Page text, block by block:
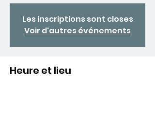
Les inscriptions sont closes
Voir d'autres événements
Heure et lieu